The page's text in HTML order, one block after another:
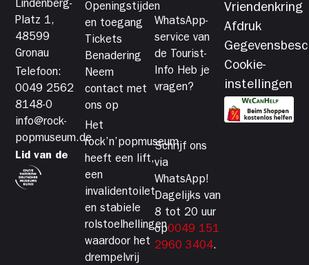
Lindenberg-
Platz 1,
48599
Gronau
Telefoon:
0049 2562
8148-0
info@rock-
popmuseum.de
Lid van de
Openingstijden
en toegang
Tickets
Benadering
Neem
contact met
ons op
Het
rock’n’popmuseum
heeft een lift,
een
invalidentoilet
en stabiele
rolstoelhellingen,
waardoor het
drempelvrij
WhatsApp-
service van
de Tourist-
Info Heb je
vragen?
Schrijf ons
via
WhatsApp!
Dagelijks van
8 tot 20 uur
op0049 151
2960 3404.
Vriendenkring
Afdruk
Cookie-
instellingen